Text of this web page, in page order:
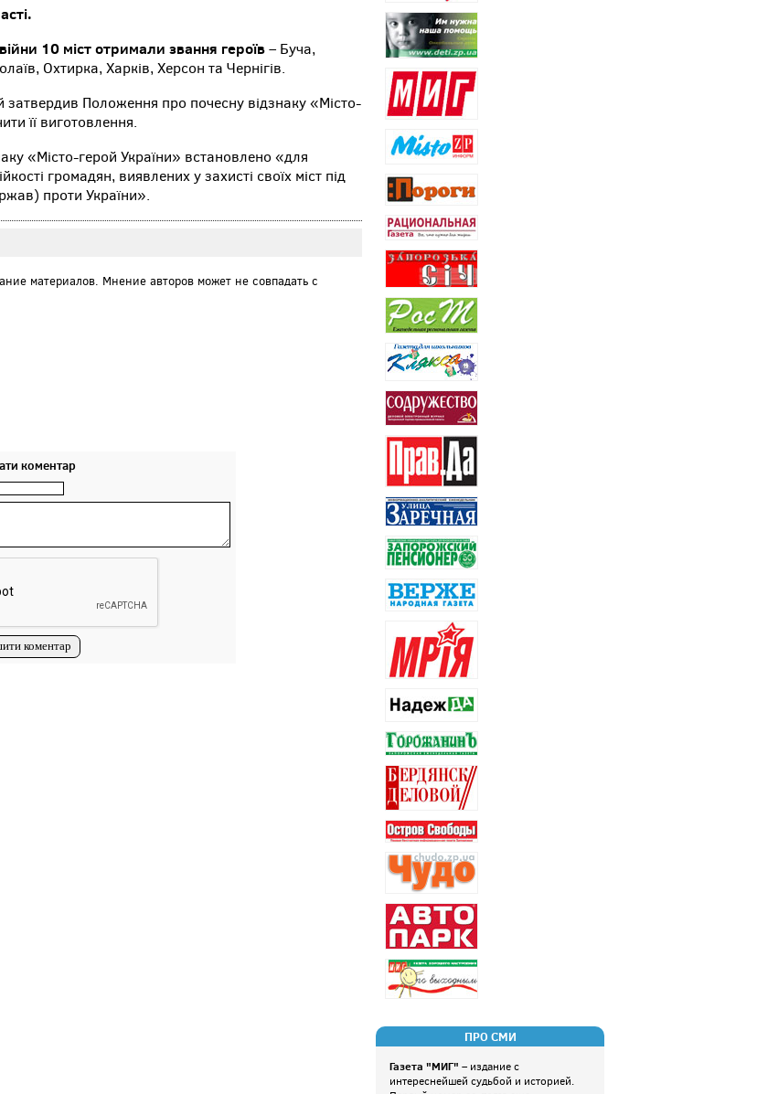
10 міст отримали звання героїв– Буча,
Охтирка, Харків, Херсон та Чернігів.
Положення про почесну відзнаку «Місто-
її виготовлення.
«Місто-герой України» встановлено «для
громадян, виявлених у захисті своїх міст під
проти України».
материалов. Мнение авторов может не совпадать с
коментар
ПРО СМИ
Газета "МИГ" – издание с
интереснейшей судьбой и историей.